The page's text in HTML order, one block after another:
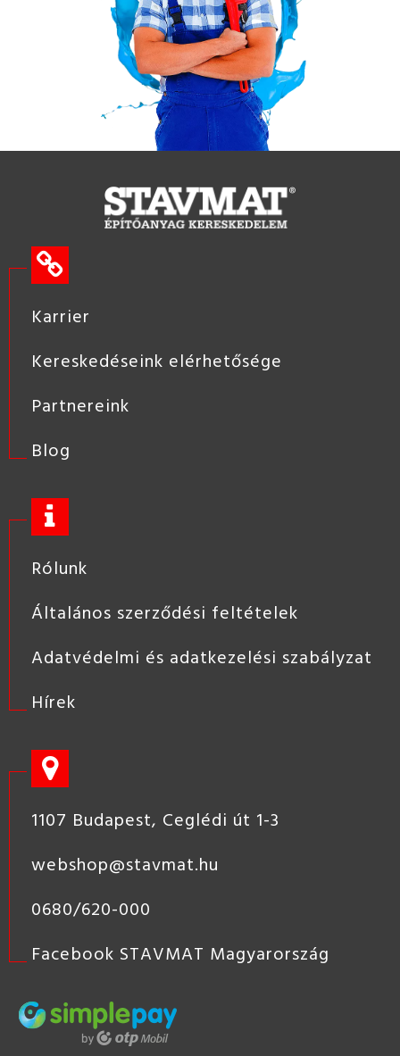
Karrier
Kereskedéseink elérhetősége
Partnereink
Blog
Rólunk
Általános szerződési feltételek
Adatvédelmi és adatkezelési szabályzat
Hírek
1107 Budapest, Ceglédi út 1-3
webshop@stavmat.hu
0680/620-000
Facebook STAVMAT Magyarország